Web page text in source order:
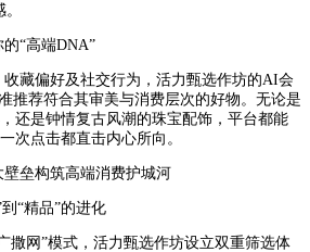
“高端DNA”
藏偏好及社交行为，活力甄选作坊的AI会
推荐符合其审美与消费层次的好物。无论是
还是钟情复古风潮的珠宝配饰，平台都能
次点击都直击内心所向。
垒构筑高端消费护城河
“精品”的进化
撒网”模式，活力甄选作坊设立双重筛选体